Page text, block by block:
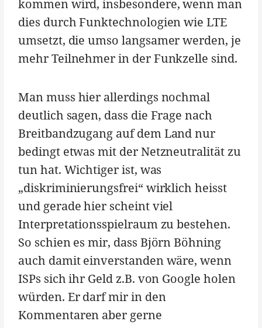
kommen wird, insbesondere, wenn man
dies durch Funktechnologien wie LTE
umsetzt, die umso langsamer werden, je
mehr Teilnehmer in der Funkzelle sind.
Man muss hier allerdings nochmal
deutlich sagen, dass die Frage nach
Breitbandzugang auf dem Land nur
bedingt etwas mit der Netzneutralität zu
tun hat. Wichtiger ist, was
„diskriminierungsfrei“ wirklich heisst
und gerade hier scheint viel
Interpretationsspielraum zu bestehen.
So schien es mir, dass Björn Böhning
auch damit einverstanden wäre, wenn
ISPs sich ihr Geld z.B. von Google holen
würden. Er darf mir in den
Kommentaren aber gerne